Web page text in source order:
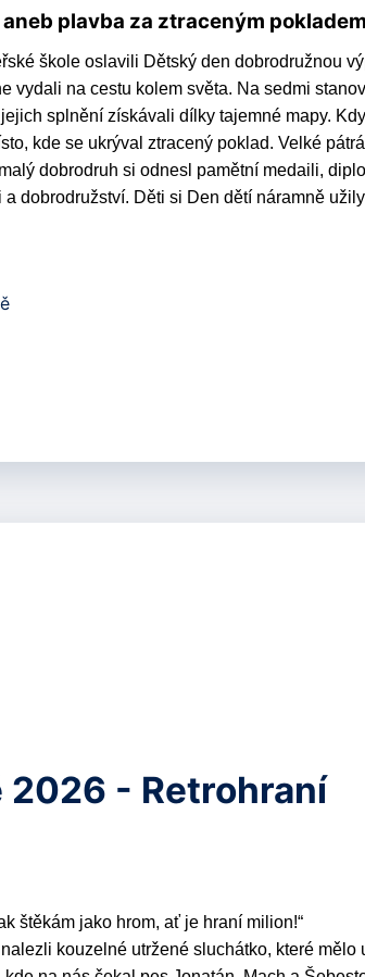
plavba za ztraceným
škole oslavili Dětský den dobrodružnou
vydali na cestu kolem světa. Na sedmi
splnění získávali dílky tajemné mapy.
kde se ukrýval ztracený poklad. Velké
dobrodruh si odnesl pamětní medaili,
dobrodružství. Děti si Den dětí náramně
2026 - Retrohraní
štěkám jako hrom, ať je hraní milion!“
kouzelné utržené sluchátko, které mělo